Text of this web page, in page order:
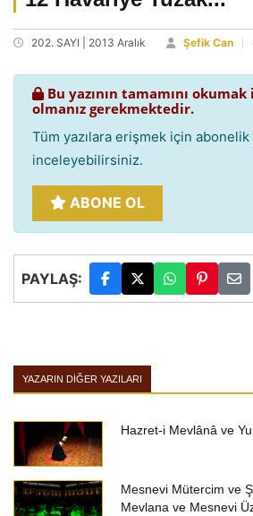
202. SAYI | 2013 Aralık Şefik Can
Bu yazının tamamını
olmanız gerekmektedir.
Tüm yazılara erişmek için
inceleyebilirsiniz.
ABONE OL
PAYLAŞ:
YAZARIN DIĞER YAZILARI
Hazret-i Mevlânâ ve
Mesnevi Mütercim ve
Mevlana ve Mesnevi